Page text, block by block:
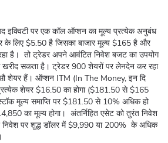
इक्विटी पर एक कॉल ऑप्शन का मूल्य प्रत्येक अनुबंध
के लिए $5.50 है जिसका बाजार मूल्य $165 है और
है। तो ट्रेडर अपने आवंटित निवेश बजट का उपयोग
सकता है। ट्रेडर 900 शेयरों पर लेनदेन कर रहा
शेयर हैं। ऑप्शन ITM (In The Money, इन दि
शेयर $16.50 का होगा ($181.50 से $165
मूल्य समाप्ति पर $181.50 से 10% अधिक हो
का मूल्य होगा। अंतर्निहित एसेट को तुरंत निवेश
निवेश पर शुद्ध डॉलर में $9,990 या 200% के अधिक